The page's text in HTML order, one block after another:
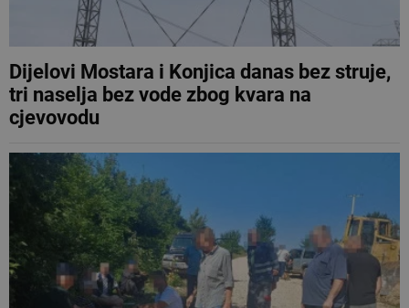
Dijelovi Mostara i Konjica danas bez struje,
tri naselja bez vode zbog kvara na
cjevovodu